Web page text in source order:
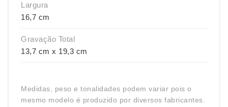
Largura
16,7 cm
Gravação Total
13,7 cm x 19,3 cm
Medidas, peso e tonalidades podem variar pois o
mesmo modelo é produzido por diversos fabricantes.